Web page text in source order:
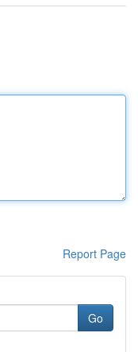
Report Page
Go